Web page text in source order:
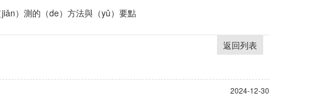
）測的（de）方法與（yǔ）要點
返回列表
2024-12-30